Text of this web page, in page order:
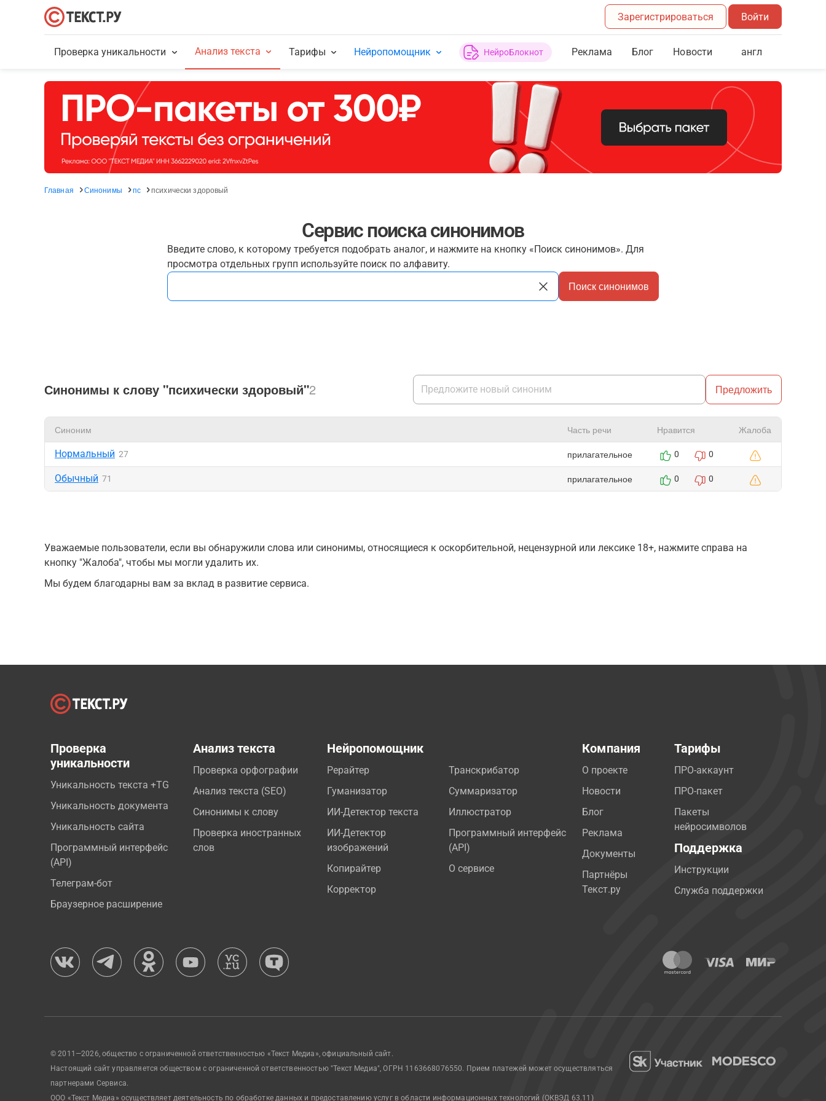
Зарегистрироваться Войти
Проверка уникальности Анализ текста Тарифы Нейропомощник НейроБлокнот Реклама Блог Новости англ
Главная Синонимы пс психически здоровый
Сервис поиска синонимов
Введите слово, к которому требуется подобрать аналог, и нажмите на кнопку «Поиск синонимов». Для
просмотра отдельных групп используйте поиск по алфавиту.
Поиск синонимов
Синонимы к слову "психически здоровый"2 Предложить
Синоним Часть речи Нравится Жалоба
Нормальный 27 прилагательное 0 0
Обычный 71 прилагательное 0 0
Уважаемые пользователи, если вы обнаружили слова или синонимы, относящиеся к оскорбительной, нецензурной или лексике 18+, нажмите справа на
кнопку "Жалоба", чтобы мы могли удалить их.
Мы будем благодарны вам за вклад в развитие сервиса.
Проверка
уникальности
Уникальность текста +TG
Уникальность документа
Уникальность сайта
Программный интерфейс
(API)
Телеграм-бот
Браузерное расширение
Анализ текста
Проверка орфографии
Анализ текста (SEO)
Синонимы к слову
Проверка иностранных
слов
Нейропомощник
Рерайтер
Гуманизатор
ИИ-Детектор текста
ИИ-Детектор
изображений
Копирайтер
Корректор
Транскрибатор
Суммаризатор
Иллюстратор
Программный интерфейс
(API)
О сервисе
Компания
О проекте
Новости
Блог
Реклама
Документы
Партнёры
Текст.ру
Тарифы
ПРО-аккаунт
ПРО-пакет
Пакеты
нейросимволов
Поддержка
Инструкции
Служба поддержки
© 2011—2026, общество с ограниченной ответственностью «Текст Медиа», официальный сайт.
Настоящий сайт управляется обществом с ограниченной ответственностью "Текст Медиа", ОГРН 1163668076550. Прием платежей может осуществляться
партнерами Сервиса.
ООО «Текст Медиа» осуществляет деятельность по обработке данных и предоставлению услуг в области информационных технологий (ОКВЭД 63.11)